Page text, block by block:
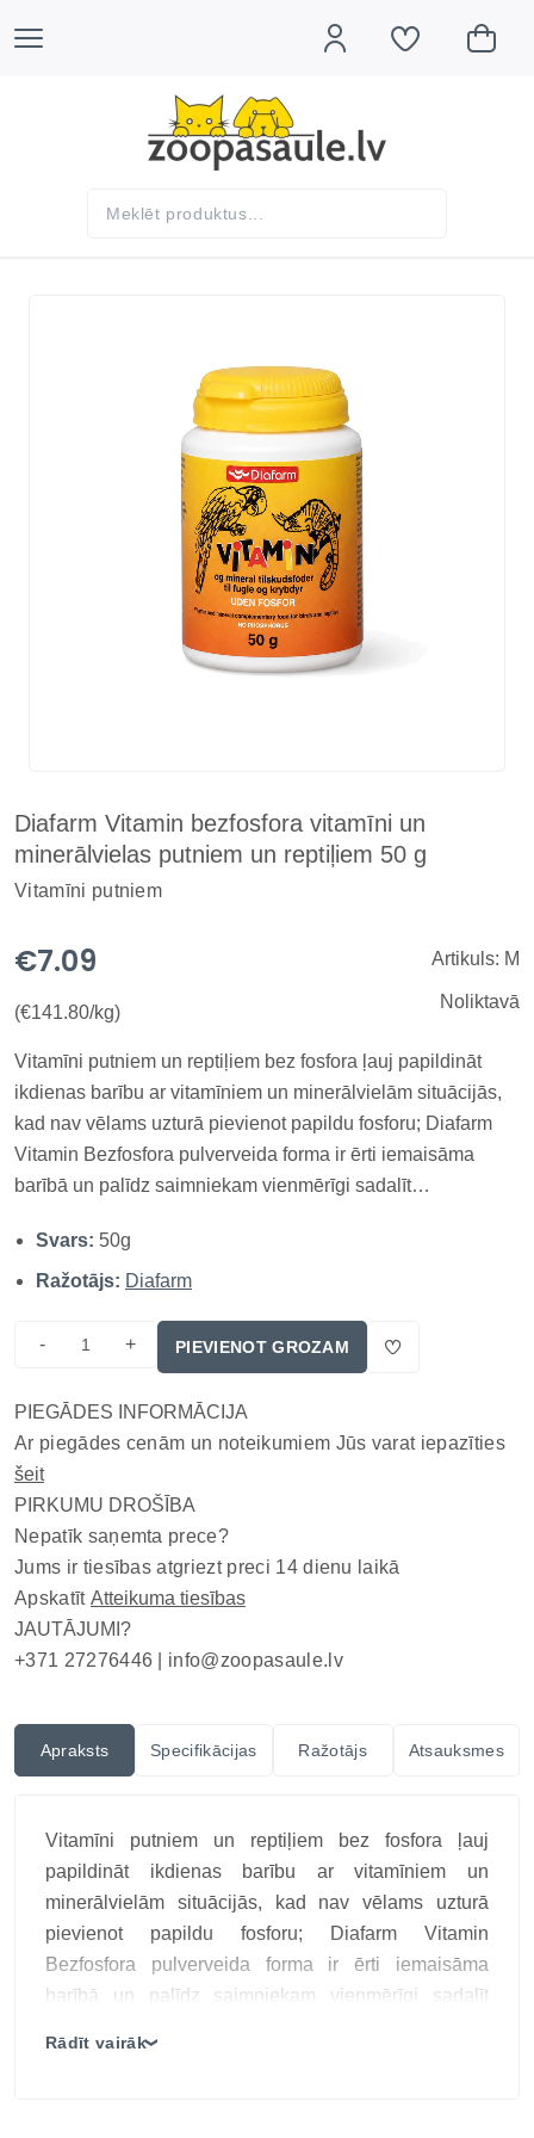
Diafarm Vitamin bezfosfora vitamīni un
minerālvielas putniem un reptiļiem 50 g
Vitamīni putniem
€7.09
(€141.80/kg)
Artikuls: M
Noliktavā
Vitamīni putniem un reptiļiem bez fosfora ļauj papildināt
ikdienas barību ar vitamīniem un minerālvielām situācijās,
kad nav vēlams uzturā pievienot papildu fosforu; Diafarm
Vitamin Bezfosfora pulverveida forma ir ērti iemaisāma
barībā un palīdz saimniekam vienmērīgi sadalīt
mērķtiecīgai putnu un nebrīvē turētu reptiļu ēdienkartes
papildināša...
Svars: 50g
Ražotājs: Diafarm
- + PIEVIENOT GROZAM
PIEGĀDES INFORMĀCIJA
Ar piegādes cenām un noteikumiem Jūs varat iepazīties
šeit
PIRKUMU DROŠĪBA
Nepatīk saņemta prece?
Jums ir tiesības atgriezt preci 14 dienu laikā
Apskatīt Atteikuma tiesības
JAUTĀJUMI?
+371 27276446 | info@zoopasaule.lv
Apraksts Specifikācijas Ražotājs Atsauksmes
Vitamīni putniem un reptiļiem bez fosfora ļauj
papildināt ikdienas barību ar vitamīniem un
minerālvielām situācijās, kad nav vēlams uzturā
pievienot papildu fosforu; Diafarm Vitamin
Bezfosfora pulverveida forma ir ērti iemaisāma
barībā un palīdz saimniekam vienmērīgi sadalīt
Rādīt vairāk❯